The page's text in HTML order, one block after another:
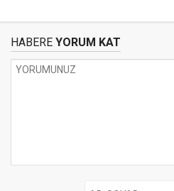
HABERE YORUM KAT